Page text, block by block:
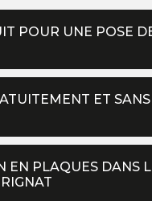
POUR UNE POSE
ET
EN PLAQUES DANS